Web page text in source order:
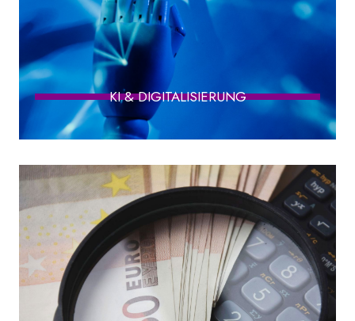
KI & DIGITALISIERUNG